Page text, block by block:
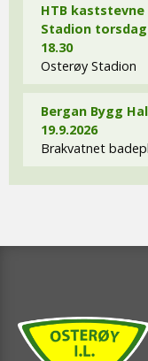
HTB
Stadion
18.30
Osterøy Stadion
Bergan Bygg
19.9.2026
Brakvatnet